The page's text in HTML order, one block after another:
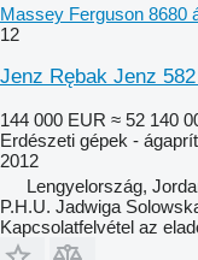
Massey Ferguson 8680
12
Jenz Rębak Jenz
144 000 EUR ≈ 52 140
Erdészeti gépek -
2012
Lengyelország,
P.H.U. Jadwiga
Kapcsolatfelvétel az